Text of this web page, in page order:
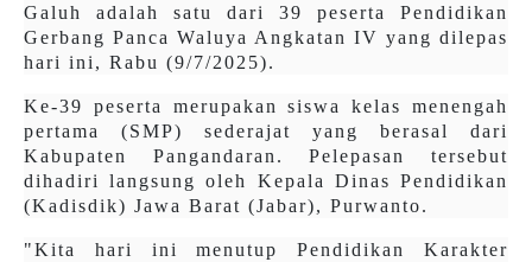
Galuh adalah satu dari 39 peserta Pendidikan
Gerbang Panca Waluya Angkatan IV yang dilepas
hari ini, Rabu (9/7/2025).
Ke-39 peserta merupakan siswa kelas menengah
pertama (SMP) sederajat yang berasal dari
Kabupaten Pangandaran. Pelepasan tersebut
dihadiri langsung oleh Kepala Dinas Pendidikan
(Kadisdik) Jawa Barat (Jabar), Purwanto.
"Kita hari ini menutup Pendidikan Karakter